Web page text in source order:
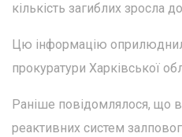
кількість загиблих зросла
Цю інформацію
прокуратури Харківської
Раніше повідомлялося, що
реактивних систем